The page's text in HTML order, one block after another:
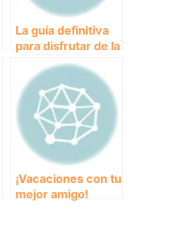
La guía definitiva
para disfrutar de la
playa canina de
Torrevieja con tu
perro
¡Vacaciones con tu
mejor amigo!